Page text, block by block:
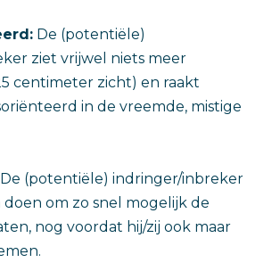
De (potentiële)
ziet vrijwel niets meer
centimeter zicht) en raakt
in de vreemde, mistige
De (potentiële) indringer/inbreker
doen om zo snel mogelijk de
nog voordat hij/zij ook maar